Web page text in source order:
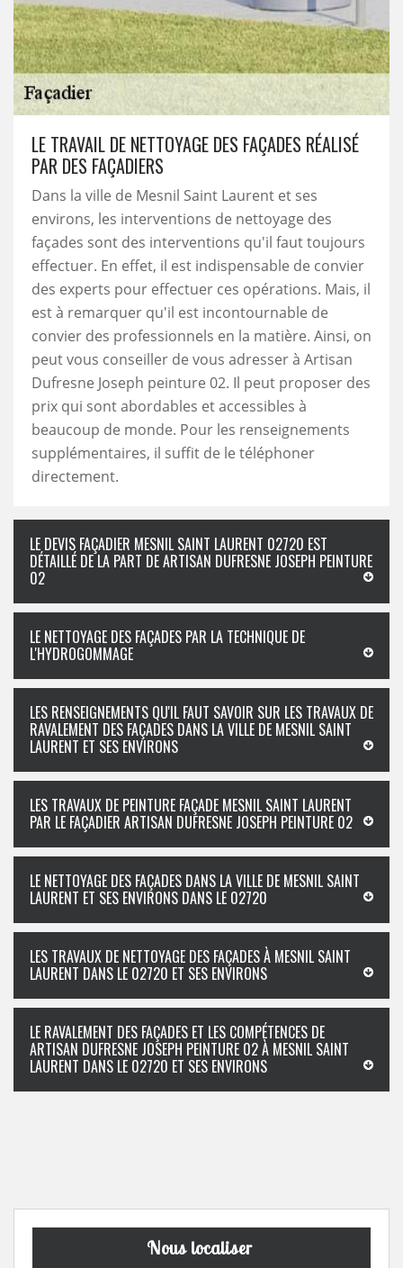
LE TRAVAIL DE NETTOYAGE DES FAÇADES RÉALISÉ
PAR DES FAÇADIERS
Dans la ville de Mesnil Saint Laurent et ses
environs, les interventions de nettoyage des
façades sont des interventions qu'il faut toujours
effectuer. En effet, il est indispensable de convier
des experts pour effectuer ces opérations. Mais, il
est à remarquer qu'il est incontournable de
convier des professionnels en la matière. Ainsi, on
peut vous conseiller de vous adresser à Artisan
Dufresne Joseph peinture 02. Il peut proposer des
prix qui sont abordables et accessibles à
beaucoup de monde. Pour les renseignements
supplémentaires, il suffit de le téléphoner
directement.
LE DEVIS FAÇADIER MESNIL SAINT LAURENT 02720 EST
DÉTAILLÉ DE LA PART DE ARTISAN DUFRESNE JOSEPH PEINTURE
02
LE NETTOYAGE DES FAÇADES PAR LA TECHNIQUE DE
L'HYDROGOMMAGE
LES RENSEIGNEMENTS QU'IL FAUT SAVOIR SUR LES TRAVAUX DE
RAVALEMENT DES FAÇADES DANS LA VILLE DE MESNIL SAINT
LAURENT ET SES ENVIRONS
LES TRAVAUX DE PEINTURE FAÇADE MESNIL SAINT LAURENT
PAR LE FAÇADIER ARTISAN DUFRESNE JOSEPH PEINTURE 02
LE NETTOYAGE DES FAÇADES DANS LA VILLE DE MESNIL SAINT
LAURENT ET SES ENVIRONS DANS LE 02720
LES TRAVAUX DE NETTOYAGE DES FAÇADES À MESNIL SAINT
LAURENT DANS LE 02720 ET SES ENVIRONS
LE RAVALEMENT DES FAÇADES ET LES COMPÉTENCES DE
ARTISAN DUFRESNE JOSEPH PEINTURE 02 À MESNIL SAINT
LAURENT DANS LE 02720 ET SES ENVIRONS
Nous localiser